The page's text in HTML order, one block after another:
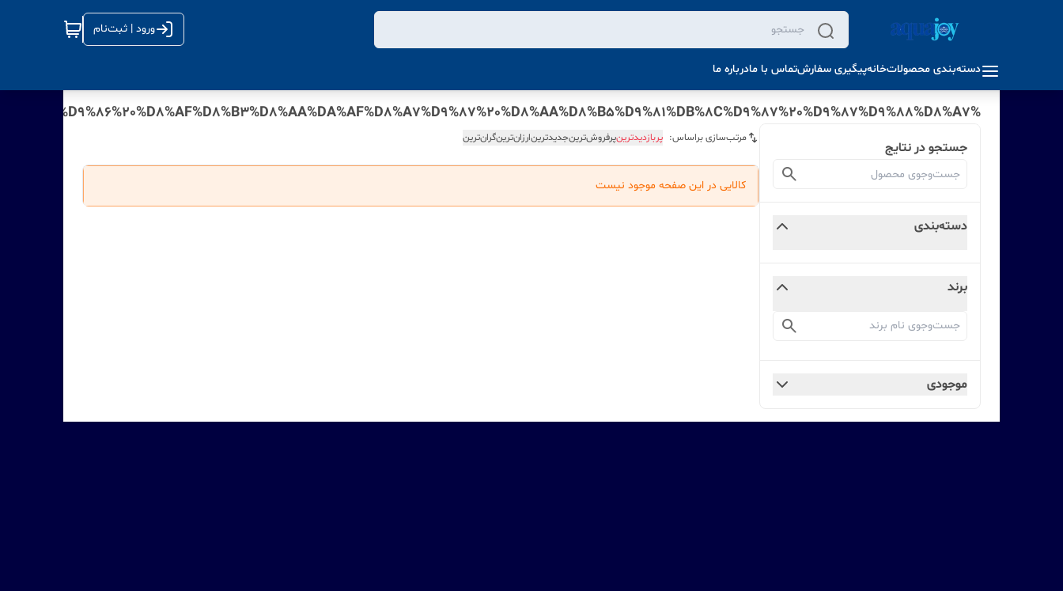
ورود | ثبت‌نام
دسته‌بندی محصولاتخانهپیگیری سفارشتماس با مادرباره ما
%D8%A8%D9%87%D8%AA%D8%B1%DB%8C%D9%86%20%D8%AF%D8%B3%D8%AA%DA%AF%D8%A7%D9%87%20%D8%AA%D8%B5%D9%81%DB%8C%D9%87%20%D9%87%D9%88%D8%A7
جستجو در نتایج
دسته‌بندی
برند
موجودی
مرتب‌سازی براساس: پربازدیدترینپرفروش‌ترینجدیدترینارزان‌ترینگران‌ترین
کالایی در این صفحه موجود نیست